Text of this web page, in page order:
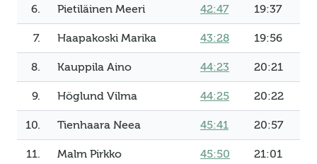
6. Pietiläinen Meeri 42:47 19:37
7. Haapakoski Marika 43:28 19:56
8. Kauppila Aino 44:23 20:21
9. Höglund Vilma 44:25 20:22
10. Tienhaara Neea 45:41 20:57
11. Malm Pirkko 45:50 21:01